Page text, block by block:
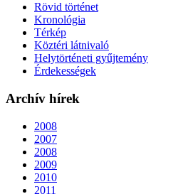
Rövid történet
Kronológia
Térkép
Köztéri látnivaló
Helytörténeti gyűjtemény
Érdekességek
Archív hírek
2008
2007
2008
2009
2010
2011